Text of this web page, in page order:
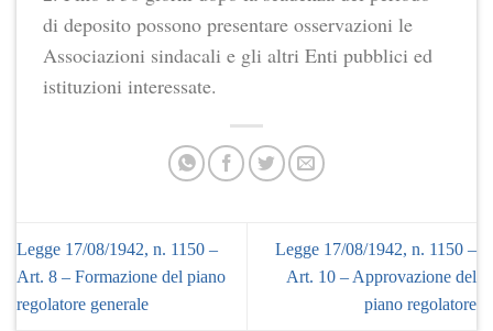
di deposito possono presentare osservazioni le
Associazioni sindacali e gli altri Enti pubblici ed
istituzioni interessate.
Legge 17/08/1942, n. 1150 –
Art. 8 – Formazione del piano
regolatore generale
Legge 17/08/1942, n. 1150 –
Art. 10 – Approvazione del
piano regolatore